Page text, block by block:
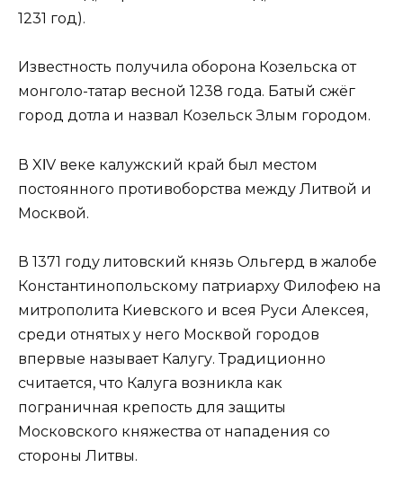
1231 год).
Известность получила оборона Козельска от
монголо-татар весной 1238 года. Батый сжёг
город дотла и назвал Козельск Злым городом.
В XΙV веке калужский край был местом
постоянного противоборства между Литвой и
Москвой.
В 1371 году литовский князь Ольгерд в жалобе
Константинопольскому патриарху Филофею на
митрополита Киевского и всея Руси Алексея,
среди отнятых у него Москвой городов
впервые называет Калугу. Традиционно
считается, что Калуга возникла как
пограничная крепость для защиты
Московского княжества от нападения со
стороны Литвы.